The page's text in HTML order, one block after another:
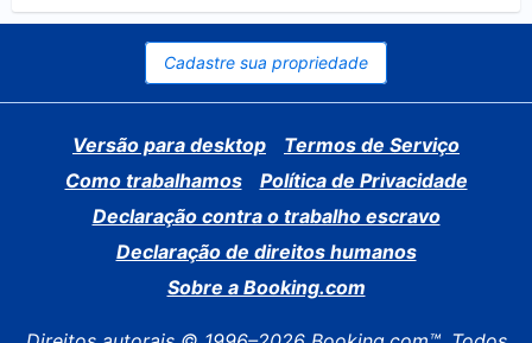
Cadastre sua propriedade
Versão para desktop
Termos de Serviço
Como trabalhamos
Política de Privacidade
Declaração contra o trabalho escravo
Declaração de direitos humanos
Sobre a Booking.com